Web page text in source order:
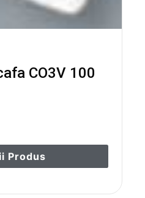
CO3V 100
Produs